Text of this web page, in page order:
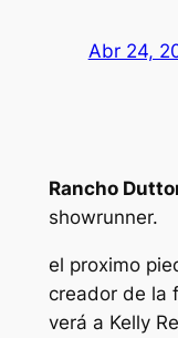
Abr 24,
Rancho
showrunner.
el proximo
creador de la
verá a Kelly